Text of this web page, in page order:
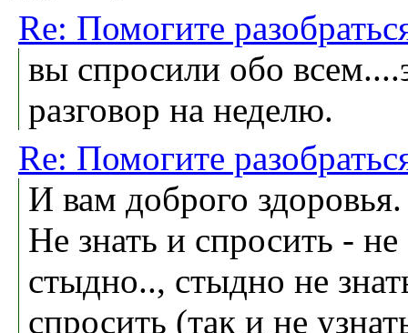
Re: Помогите
вы спросили обо
разговор на неделю.
Re: Помогите
И вам доброго здоровья.
Не знать и спросить - не
стыдно.., стыдно не
спросить (так и не